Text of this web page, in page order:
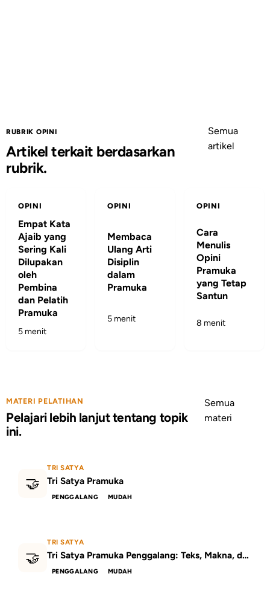
RUBRIK OPINI
Artikel terkait berdasarkan
rubrik.
Semua
artikel
OPINI
Empat Kata
Ajaib yang
Sering Kali
Dilupakan
oleh
Pembina
dan Pelatih
Pramuka
5 menit
OPINI
Membaca
Ulang Arti
Disiplin
dalam
Pramuka
5 menit
OPINI
Cara
Menulis
Opini
Pramuka
yang Tetap
Santun
8 menit
MATERI PELATIHAN
Pelajari lebih lanjut tentang topik
ini.
Semua
materi
🤝
TRI SATYA
Tri Satya Pramuka
PENGGALANG MUDAH
🤝
TRI SATYA
Tri Satya Pramuka Penggalang: Teks, Makna, dan Contoh Pengamalannya
PENGGALANG MUDAH